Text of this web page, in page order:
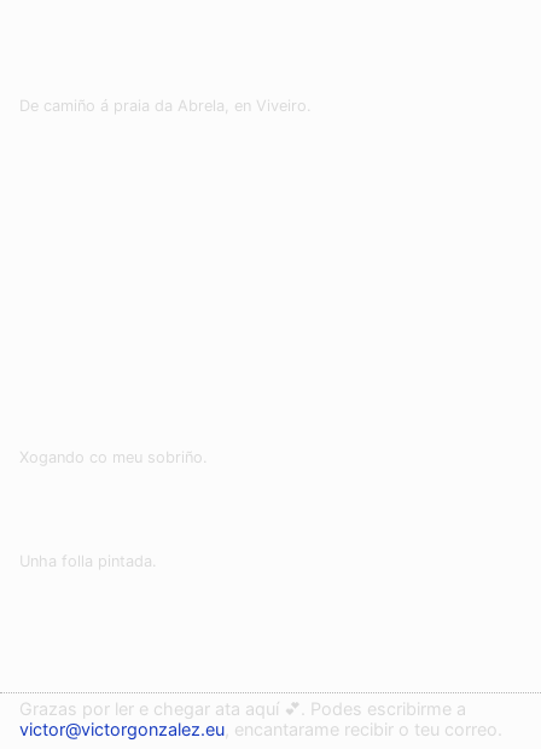
De camiño á praia da Abrela, en Viveiro.
Xogando co meu sobriño.
Unha folla pintada.
Grazas por ler e chegar ata aquí 💕. Podes escribirme a
victor@victorgonzalez.eu, encantarame recibir o teu correo.